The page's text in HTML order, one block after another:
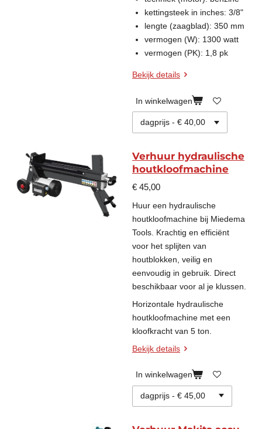
kettingsteek in inches: 3/8"
lengte (zaagblad): 350 mm
vermogen (W): 1300 watt
vermogen (PK): 1,8 pk
Bekijk details
In winkelwagen
Verhuur hydraulische
houtkloofmachine
€ 45,00
Huur een hydraulische
houtkloofmachine bij Miedema
Tools. Krachtig en efficiënt
voor het splijten van
houtblokken, veilig en
eenvoudig in gebruik. Direct
beschikbaar voor al je klussen.
Horizontale hydraulische
houtkloofmachine met een
kloofkracht van 5 ton.
Bekijk details
In winkelwagen